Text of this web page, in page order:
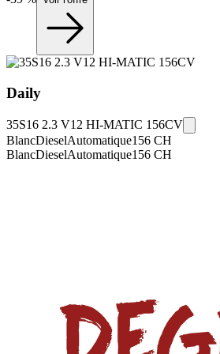
Daily
35S16 2.3 V12 HI-MATIC 156CV
BlancDieselAutomatique156 CH
BlancDieselAutomatique156 CH